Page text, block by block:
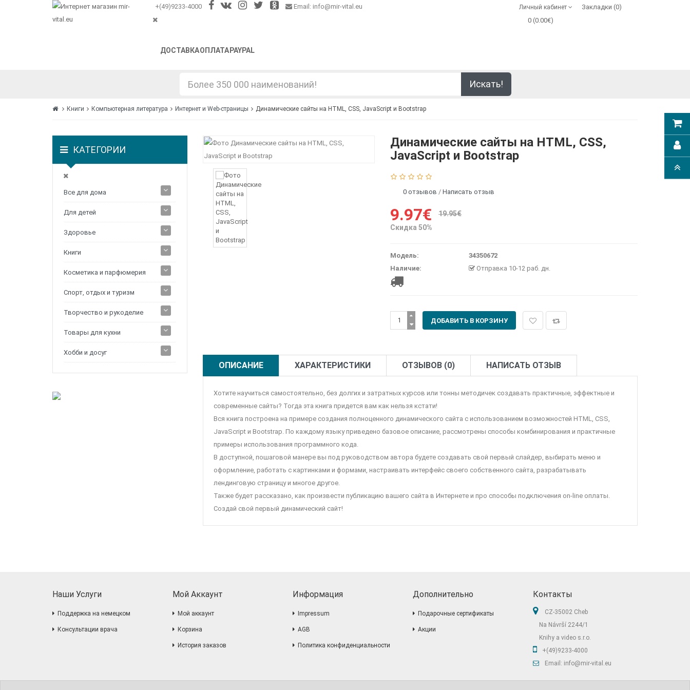
+(49)9233-4000 Email: info@mir-vital.eu Личный кабинет Закладки (0)
ДОСТАВКАОПЛАТА PAYPAL
0 (0.00€)
Искать!
Книги Компьютерная литература Интернет и Web-страницы Динамические сайты на HTML, CSS, JavaScript и Bootstrap
КАТЕГОРИИ
Все для дома
Для детей
Здоровье
Книги
Косметика и парфюмерия
Спорт, отдых и туризм
Творчество и рукоделие
Товары для кухни
Хобби и досуг
Динамические сайты на HTML, CSS,
JavaScript и Bootstrap
0 отзывов /Написать отзыв
9.97€
19.95€
Скидка 50%
Модель:
34350672
Наличие:
Отправка 10-12 раб. дн.
ОПИСАНИЕ ХАРАКТЕРИСТИКИ ОТЗЫВОВ (0) НАПИСАТЬ ОТЗЫВ
Хотите научиться самостоятельно, без долгих и затратных курсов или тонны методичек создавать практичные, эффектные и
современные сайты? Тогда эта книга придется вам как нельзя кстати!
Вся книга построена на примере создания полноценного динамического сайта с использованием возможностей HTML, CSS,
JavaScript и Bootstrap. По каждому языку приведено базовое описание, рассмотрены способы комбинирования и практичные
примеры использования программного кода.
В доступной, пошаговой манере вы под руководством автора будете создавать свой первый слайдер, выбирать меню и
оформление, работать с картинками и формами, настраивать интерфейс своего собственного сайта, разрабатывать
лендинговую страницу и многое другое.
Также будет рассказано, как произвести публикацию вашего сайта в Интернете и про способы подключения on-line оплаты.
Создай свой первый динамический сайт!
Наши Услуги
Поддержка на немецком
Консультации врача
Мой Аккаунт
Мой аккаунт
Корзина
История заказов
Информация
Impressum
AGB
Политика конфиденциальности
Дополнительно
Подарочные сертификаты
Акции
Контакты
CZ-35002 Cheb
Na Návrší 2244/1
Knihy a video s.r.o.
+(49)9233-4000
Email: info@mir-vital.eu